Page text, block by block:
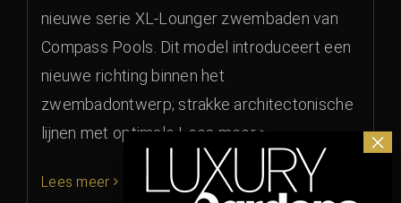
nieuwe serie XL-Lounger zwembaden van
Compass Pools. Dit model introduceert een
nieuwe richting binnen het
zwembadontwerp; strakke architectonische
lijnen met optimale Lees meer >
Lees meer